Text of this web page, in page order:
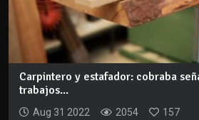
Carpintero y estafador: cobraba
trabajos...
Aug 31 2022 2054 157